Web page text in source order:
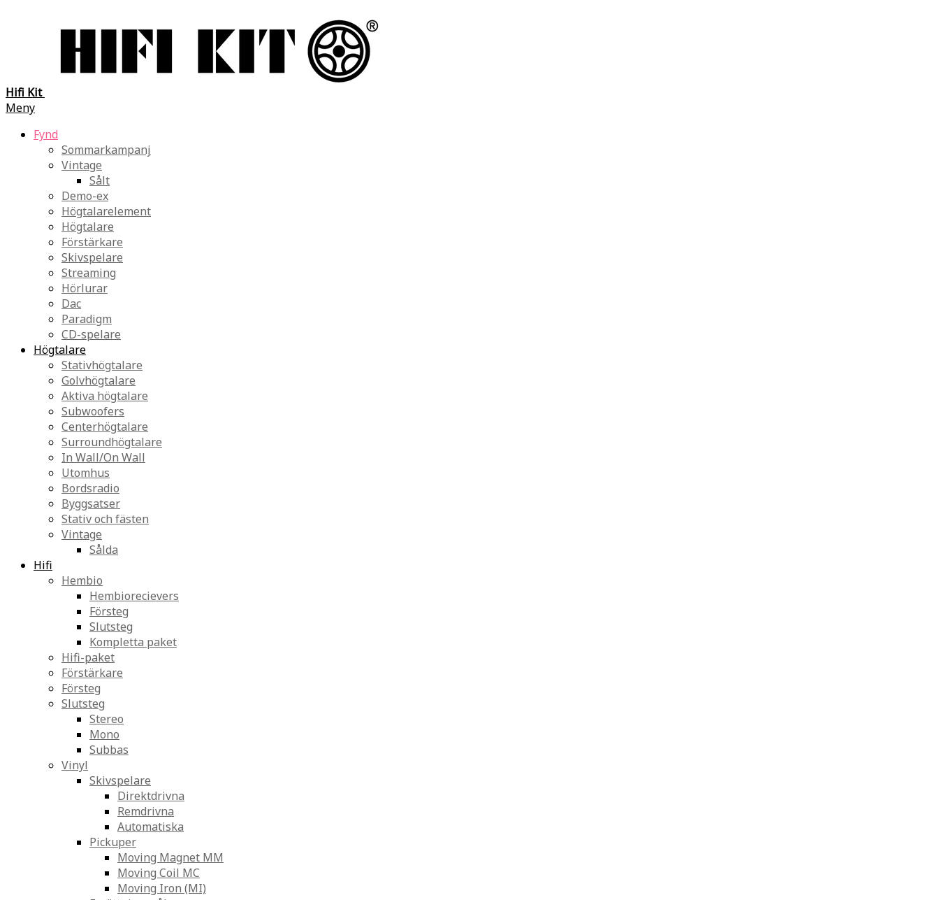
Hifi Kit
Meny
Fynd
Sommarkampanj
Vintage
Sålt
Demo-ex
Högtalarelement
Högtalare
Förstärkare
Skivspelare
Streaming
Hörlurar
Dac
Paradigm
CD-spelare
Högtalare
Stativhögtalare
Golvhögtalare
Aktiva högtalare
Subwoofers
Centerhögtalare
Surroundhögtalare
In Wall/On Wall
Utomhus
Bordsradio
Byggsatser
Stativ och fästen
Vintage
Sålda
Hifi
Hembio
Hembiorecievers
Försteg
Slutsteg
Kompletta paket
Hifi-paket
Förstärkare
Försteg
Slutsteg
Stereo
Mono
Subbas
Vinyl
Skivspelare
Direktdrivna
Remdrivna
Automatiska
Pickuper
Moving Magnet MM
Moving Coil MC
Moving Iron (MI)